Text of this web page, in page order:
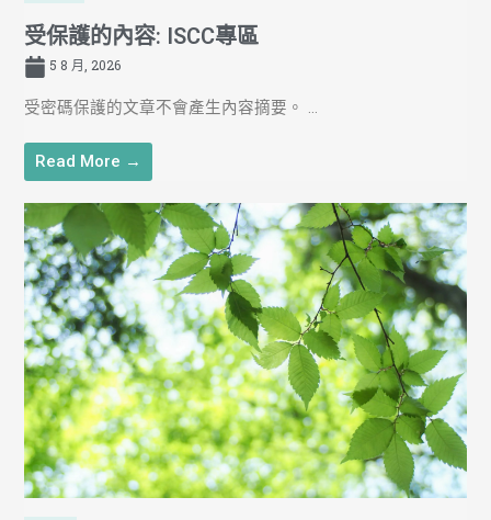
受保護的內容: ISCC專區
5 8 月, 2026
受密碼保護的文章不會產生內容摘要。 ...
Read More →